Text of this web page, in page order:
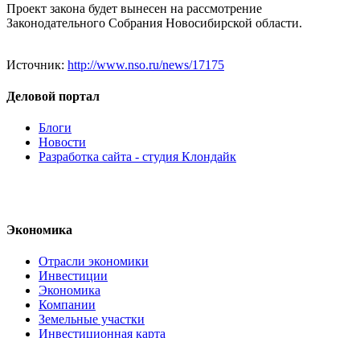
Проект закона будет вынесен на рассмотрение
Законодательного Собрания Новосибирской области.
Источник: http://www.nso.ru/news/17175
Деловой портал
Блоги
Новости
Разработка сайта - студия Клондайк
Экономика
Отрасли экономики
Инвестиции
Экономика
Компании
Земельные участки
Инвестиционная карта